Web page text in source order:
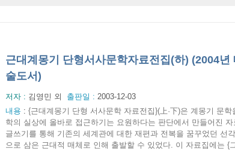
근대계몽기 단형서사문학자료전집(하) (2004
술도서)
저자 : 김영민 외 출판일 : 2003-12-03
내용 : {근대계몽기 단형 서사문학 자료전집}(上·下)은 계몽기 문
학의 실상에 올바로 접근하기는 요원하다는 판단에서 만들어진
글쓰기를 통해 기존의 세계관에 대한 재편과 전복을 꿈꾸었던 선
으로 삼은 근대적 매체로 인해 출발할 수 있었다. 이 자료집에는 {